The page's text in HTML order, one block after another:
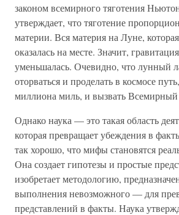
законом всемирного тяготения
утверждает, что тяготение
материи. Вся материя на Луне,
оказалась на месте. Значит,
уменьшалась. Очевидно, что лунный
оторваться и проделать в космосе
миллиона миль, и вызвать
Однако наука — это такая область
которая превращает убеждения в
так хорошо, что мифы становятся
Она создает гипотезы и простые
изобретает методологию,
выполнения невозможного — для
представлений в факты. Наука